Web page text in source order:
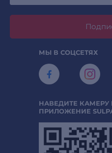
МЫ В СОЦСЕТЯХ
НАВЕДИТЕ КАМЕРУ
ПРИЛОЖЕНИЕ